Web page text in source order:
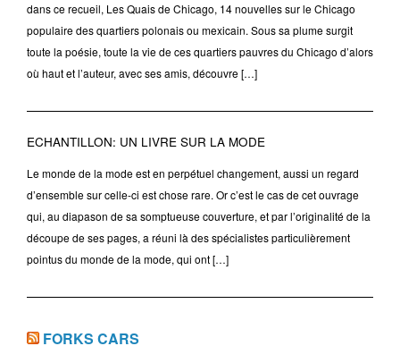
dans ce recueil, Les Quais de Chicago, 14 nouvelles sur le Chicago
populaire des quartiers polonais ou mexicain. Sous sa plume surgit
toute la poésie, toute la vie de ces quartiers pauvres du Chicago d’alors
où haut et l’auteur, avec ses amis, découvre […]
ECHANTILLON: UN LIVRE SUR LA MODE
Le monde de la mode est en perpétuel changement, aussi un regard
d’ensemble sur celle-ci est chose rare. Or c’est le cas de cet ouvrage
qui, au diapason de sa somptueuse couverture, et par l’originalité de la
découpe de ses pages, a réuni là des spécialistes particulièrement
pointus du monde de la mode, qui ont […]
FORKS CARS